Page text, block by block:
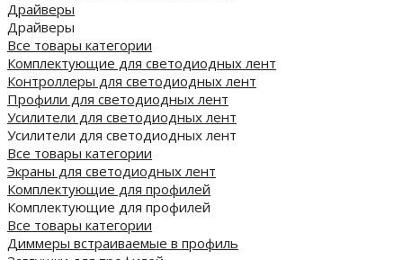
Драйверы
Драйверы
Все товары категории
Комплектующие для светодиодных лент
Контроллеры для светодиодных лент
Профили для светодиодных лент
Усилители для светодиодных лент
Усилители для светодиодных лент
Все товары категории
Экраны для светодиодных лент
Комплектующие для профилей
Комплектующие для профилей
Все товары категории
Диммеры встраиваемые в профиль